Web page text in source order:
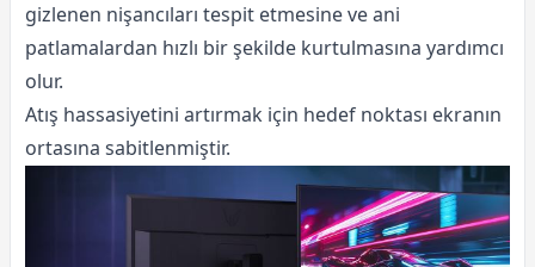
gizlenen nişancıları tespit etmesine ve ani
patlamalardan hızlı bir şekilde kurtulmasına yardımcı
olur.
Atış hassasiyetini artırmak için hedef noktası ekranın
ortasına sabitlenmiştir.